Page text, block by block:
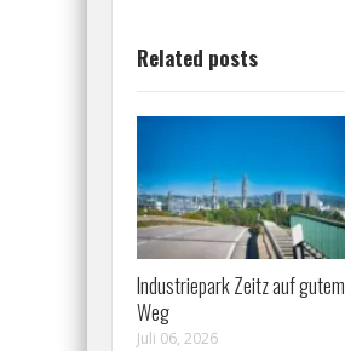
Related posts
Industriepark Zeitz auf gutem
Weg
Juli 06, 2026